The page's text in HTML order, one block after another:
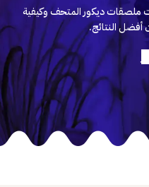
ملصقات ديكور المتحف وكيفية
أفضل النتائج.